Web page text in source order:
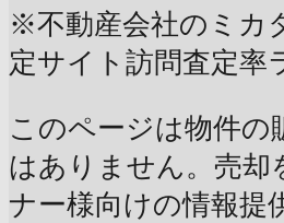
※不動産会社のミカ
定サイト訪問査定率
このページは物件の
はありません。売却
ナー様向けの情報提